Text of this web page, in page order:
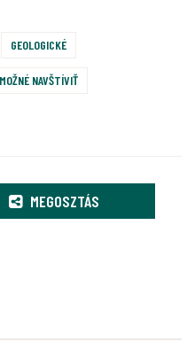
GEOLOGICKÉ
NAVŠTÍVIŤ
MEGOSZTÁS